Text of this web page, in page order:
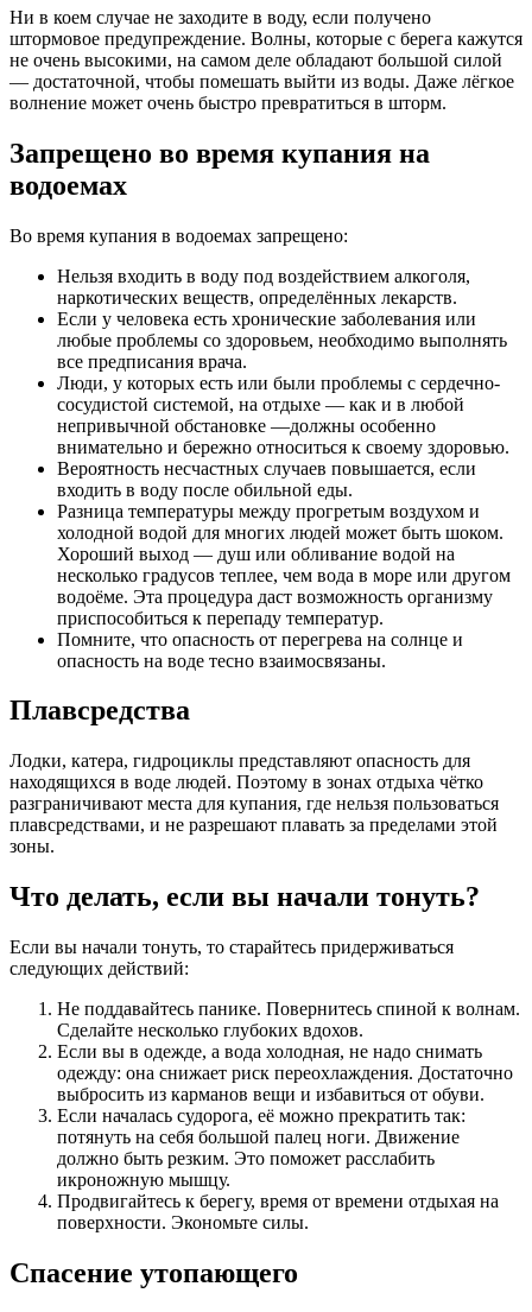
Ни в коем случае не заходите в воду, если получено
штормовое предупреждение. Волны, которые с берега кажутся
не очень высокими, на самом деле обладают большой силой
— достаточной, чтобы помешать выйти из воды. Даже лёгкое
волнение может очень быстро превратиться в шторм.
Запрещено во время купания на
водоемах
Во время купания в водоемах запрещено:
Нельзя входить в воду под воздействием алкоголя,
наркотических веществ, определённых лекарств.
Если у человека есть хронические заболевания или
любые проблемы со здоровьем, необходимо выполнять
все предписания врача.
Люди, у которых есть или были проблемы с сердечно-
сосудистой системой, на отдыхе — как и в любой
непривычной обстановке —должны особенно
внимательно и бережно относиться к своему здоровью.
Вероятность несчастных случаев повышается, если
входить в воду после обильной еды.
Разница температуры между прогретым воздухом и
холодной водой для многих людей может быть шоком.
Хороший выход — душ или обливание водой на
несколько градусов теплее, чем вода в море или другом
водоёме. Эта процедура даст возможность организму
приспособиться к перепаду температур.
Помните, что опасность от перегрева на солнце и
опасность на воде тесно взаимосвязаны.
Плавсредства
Лодки, катера, гидроциклы представляют опасность для
находящихся в воде людей. Поэтому в зонах отдыха чётко
разграничивают места для купания, где нельзя пользоваться
плавсредствами, и не разрешают плавать за пределами этой
зоны.
Что делать, если вы начали тонуть?
Если вы начали тонуть, то старайтесь придерживаться
следующих действий:
Не поддавайтесь панике. Повернитесь спиной к волнам.
Сделайте несколько глубоких вдохов.
Если вы в одежде, а вода холодная, не надо снимать
одежду: она снижает риск переохлаждения. Достаточно
выбросить из карманов вещи и избавиться от обуви.
Если началась судорога, её можно прекратить так:
потянуть на себя большой палец ноги. Движение
должно быть резким. Это поможет расслабить
икроножную мышцу.
Продвигайтесь к берегу, время от времени отдыхая на
поверхности. Экономьте силы.
Спасение утопающего